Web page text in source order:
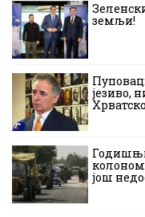
земљи!
језиво,
колоном
још